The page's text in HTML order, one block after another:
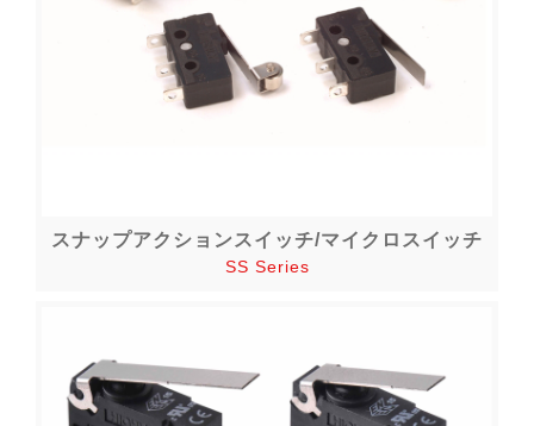
スナップアクションスイッチ/マイクロスイッチ
SS Series